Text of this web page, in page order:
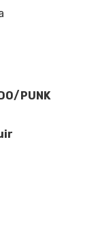
PUNK